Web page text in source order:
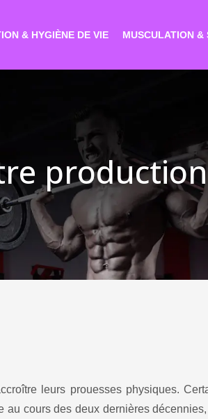
& HYGIÈNE DE VIE MUSCULATION &
leurs prouesses physiques.
cours des deux dernières